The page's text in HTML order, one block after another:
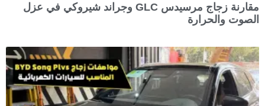
مقارنة زجاج مرسيدس GLC وجراند شيروكي في عزل
الصوت والحرارة